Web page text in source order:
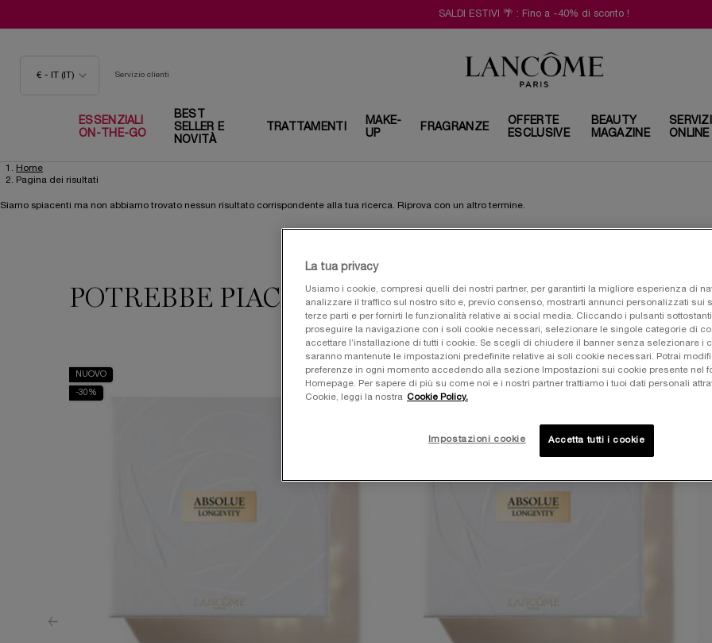
SALDI ESTIVI 🌴 : Fino a -40% di sconto !
€ - IT (IT) Servizio clienti
ESSENZIALI
ON-THE-GO
BEST
SELLER E
NOVITÀ
TRATTAMENTI
MAKE-
UP
FRAGRANZE
OFFERTE
ESCLUSIVE
BEAUTY
MAGAZINE
SERVIZI
ONLINE
Contenuto principale
Home
Pagina dei risultati
Siamo spiacenti ma non abbiamo trovato nessun risultato corrispondente alla tua ricerca. Riprova con un altro termine.
POTREBBE PIACERTI
NUOVO
-30%
NOVITÀ
-30%
La tua privacy
Usiamo i cookie, compresi quelli dei nostri partner, per garantirti la migliore esperienza di
analizzare il traffico sul nostro sito e, previo consenso, mostrarti annunci personalizzati sui
terze parti e per fornirti le funzionalità relative ai social media. Cliccando i pulsanti
proseguire la navigazione con i soli cookie necessari, selezionare le singole categorie di
accettare l’installazione di tutti i cookie. Se scegli di chiudere il banner senza selezionare i
saranno mantenute le impostazioni predefinite relative ai soli cookie necessari. Potrai
preferenze in ogni momento accedendo alla sezione Impostazioni sui cookie presente nel
Homepage. Per sapere di più su come noi e i nostri partner trattiamo i tuoi dati personali
Cookie, leggi la nostra
Cookie Policy.
Impostazioni cookie Accetta tutti i cookie